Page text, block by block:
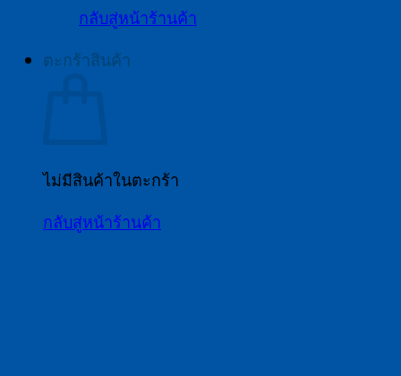
กลับสู่หน้าร้านค้า
ตะกร้าสินค้า
ไม่มีสินค้าในตะกร้า
กลับสู่หน้าร้านค้า